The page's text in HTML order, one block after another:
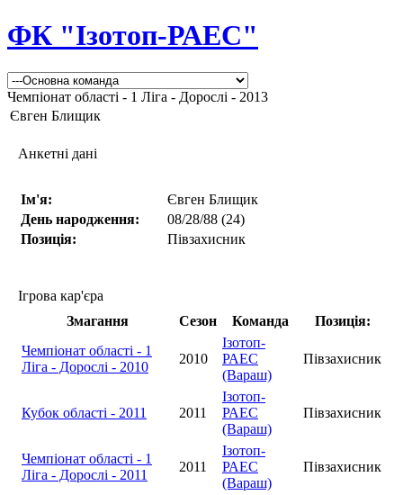
ФК "Ізотоп-РАЕС"
Чемпіонат області - 1 Ліга - Дорослі - 2013
Євген Блищик
Анкетні дані
Ім'я:
Євген Блищик
День народження:
08/28/88 (24)
Позиція:
Півзахисник
Ігрова кар'єра
Змагання
Сезон Команда
Позиція:
Чемпіонат області - 1
Ліга - Дорослі - 2010
2010
Ізотоп-
РАЕС
(Вараш)
Півзахисник
Кубок області - 2011 2011
Ізотоп-
РАЕС
(Вараш)
Півзахисник
Чемпіонат області - 1
Ліга - Дорослі - 2011
2011
Ізотоп-
РАЕС
(Вараш)
Півзахисник